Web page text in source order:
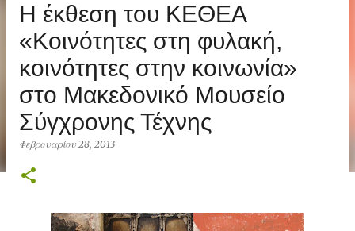
Η έκθεση του ΚΕΘΕΑ
«Κοινότητες στη φυλακή,
κοινότητες στην κοινωνία»
στο Μακεδονικό Μουσείο
Σύγχρονης Τέχνης
Φεβρουαρίου 28, 2013